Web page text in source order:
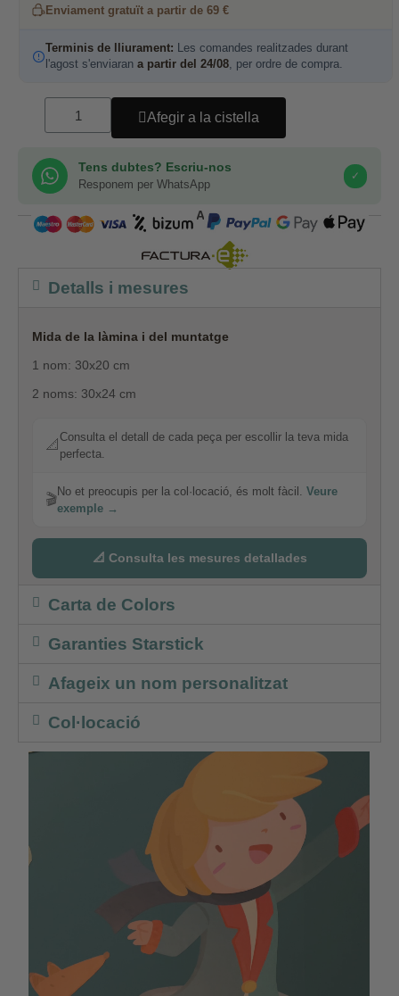
Enviament gratuït a partir de 69 €
Terminis de lliurament: Les comandes realitzades durant
l'agost s'enviaran a partir del 24/08, per ordre de compra.
Afegir a la cistella
Tens dubtes? Escriu-nos
Responem per WhatsApp
✓
COMPRA SEGURA
Detalls i mesures
Mida de la làmina i del muntatge
1 nom: 30x20 cm
2 noms: 30x24 cm
📐
Consulta el detall de cada peça per escollir la teva mida
perfecta.
🎬
No et preocupis per la col·locació, és molt fàcil. Veure
exemple →
📐 Consulta les mesures detallades
Carta de Colors
Garanties Starstick
Afageix un nom personalitzat
Col·locació